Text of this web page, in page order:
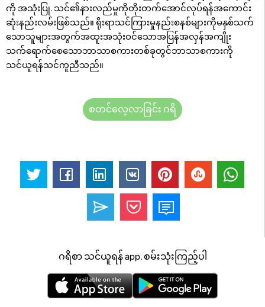
ကို အသုံးပြု. သင်၏နားလည်မှုကိုတိုးတက်အောင်လုပ်ရန်အကောင်း
ဆုံးနည်းလမ်းဖြစ်သည်။ ရိုးရာသင်ကြားမှုနည်းစနစ်များကိုမနှစ်သက်
သောသူများအတွက်အထူးအသုံးဝင်သောအပြန်အလှန်အကျိုး
သက်ရောက်စေသောဘာသာစကားတစ်ခုတွင်ဘာသာစကားကို
သင်ယူရန်သင်ကူညီသည်။
စတင်လေ့လာခြင်း ဂရိ
ဂရိစာ သင်ယူရန် app. စမ်းသုံးကြည့်ပါ